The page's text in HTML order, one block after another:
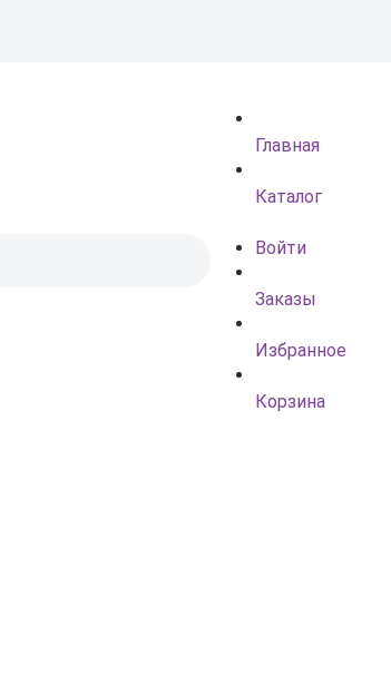
Главная
Каталог
Войти
Заказы
Избранное
Корзина